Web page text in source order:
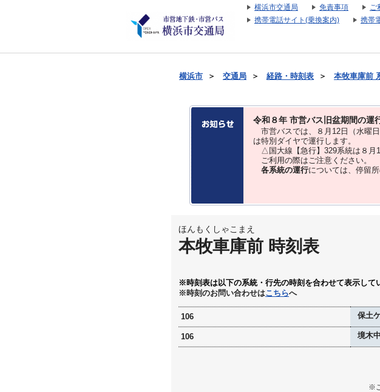
横浜市交通局 免責事項 ご
携帯電話サイト(乗換案内)
携帯
横浜市 ＞ 交通局 ＞ 経路・時刻表 ＞ 本牧車庫前
令和８年 市営バス旧盆期間の運
市営バスでは、８⽉12⽇（水曜
は特別ダイヤで運⾏します。
△国大線【急行】329系統は８月
ご利用の際はご注意ください。
各系統の運行については、停留
ほんもくしゃこまえ
本牧車庫前 時刻表
※時刻表は以下の系統・行先の時刻を合わせて表示して
※時刻のお問い合わせはこちらへ
106 保土
106 境木
※